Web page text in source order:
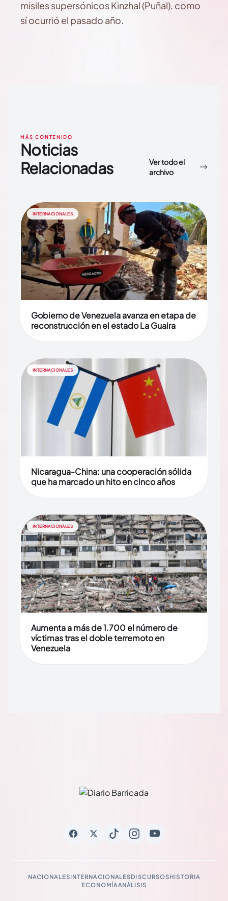
misiles supersónicos Kinzhal (Puñal), como
sí ocurrió el pasado año.
MÁS CONTENIDO
Noticias
Relacionadas
Ver todo el
archivo
INTERNACIONALES
Gobierno de Venezuela avanza en etapa de
reconstrucción en el estado La Guaira
INTERNACIONALES
Nicaragua-China: una cooperación sólida
que ha marcado un hito en cinco años
INTERNACIONALES
Aumenta a más de 1.700 el número de
víctimas tras el doble terremoto en
Venezuela
NACIONALESINTERNACIONALESDISCURSOSHISTORIA
ECONOMÍAANÁLISIS